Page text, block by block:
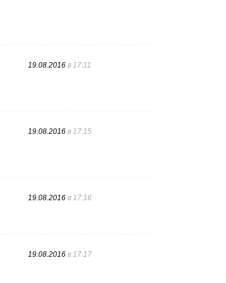
19.08.2016 в 17:11
19.08.2016 в 17:15
19.08.2016 в 17:16
19.08.2016 в 17:17